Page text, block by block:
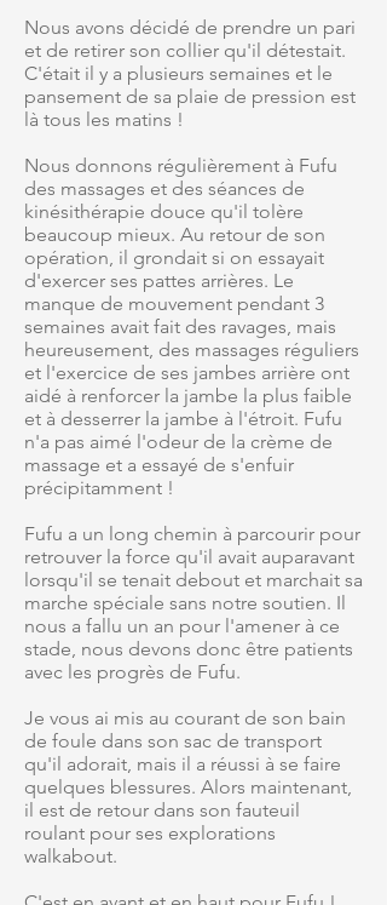
Nous avons décidé de prendre un pari
et de retirer son collier qu'il détestait.
C'était il y a plusieurs semaines et le
pansement de sa plaie de pression est
là tous les matins !
Nous donnons régulièrement à Fufu
des massages et des séances de
kinésithérapie douce qu'il tolère
beaucoup mieux. Au retour de son
opération, il grondait si on essayait
d'exercer ses pattes arrières. Le
manque de mouvement pendant 3
semaines avait fait des ravages, mais
heureusement, des massages réguliers
et l'exercice de ses jambes arrière ont
aidé à renforcer la jambe la plus faible
et à desserrer la jambe à l'étroit. Fufu
n'a pas aimé l'odeur de la crème de
massage et a essayé de s'enfuir
précipitamment !
Fufu a un long chemin à parcourir pour
retrouver la force qu'il avait auparavant
lorsqu'il se tenait debout et marchait sa
marche spéciale sans notre soutien. Il
nous a fallu un an pour l'amener à ce
stade, nous devons donc être patients
avec les progrès de Fufu.
Je vous ai mis au courant de son bain
de foule dans son sac de transport
qu'il adorait, mais il a réussi à se faire
quelques blessures. Alors maintenant,
il est de retour dans son fauteuil
roulant pour ses explorations
walkabout.